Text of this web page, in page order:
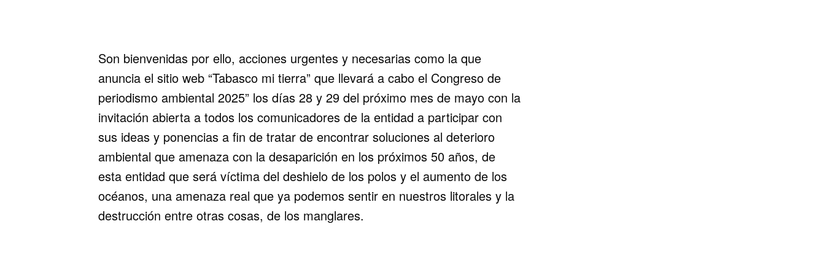
Son bienvenidas por ello, acciones urgentes y necesarias como la que
anuncia el sitio web “Tabasco mi tierra” que llevará a cabo el Congreso de
periodismo ambiental 2025” los días 28 y 29 del próximo mes de mayo con la
invitación abierta a todos los comunicadores de la entidad a participar con
sus ideas y ponencias a fin de tratar de encontrar soluciones al deterioro
ambiental que amenaza con la desaparición en los próximos 50 años, de
esta entidad que será víctima del deshielo de los polos y el aumento de los
océanos, una amenaza real que ya podemos sentir en nuestros litorales y la
destrucción entre otras cosas, de los manglares.